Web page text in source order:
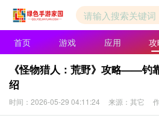
首页 游戏 应用
《怪物猎人：荒野》攻略——钓
绍
时间：2026-05-29 04:11:24 来源：其它